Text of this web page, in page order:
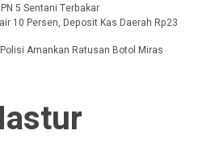
5 Sentani Terbakar
10 Persen, Deposit Kas Daerah Rp23
Amankan Ratusan Botol Miras